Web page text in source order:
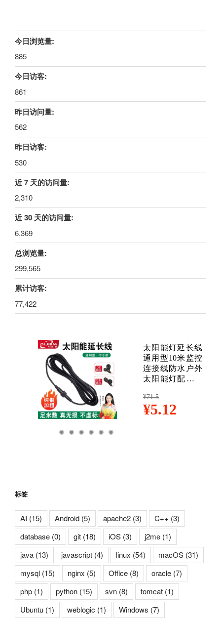
今日浏览量:
885
今日访客:
861
昨日访问量:
562
昨日访客:
530
近 7 天的访问量:
2,310
近 30 天的访问量:
6,369
总浏览量:
299,565
累计访客:
77,422
标签
AI (15) Android (5) apache2 (3) C++ (3)
database (0) git (18) iOS (3) j2me (1)
java (13) javascript (4) linux (54) macOS (31)
mysql (15) nginx (5) Office (8) oracle (7)
php (1) python (15) svn (8) tomcat (1)
Ubuntu (1) weblogic (1) Windows (7)